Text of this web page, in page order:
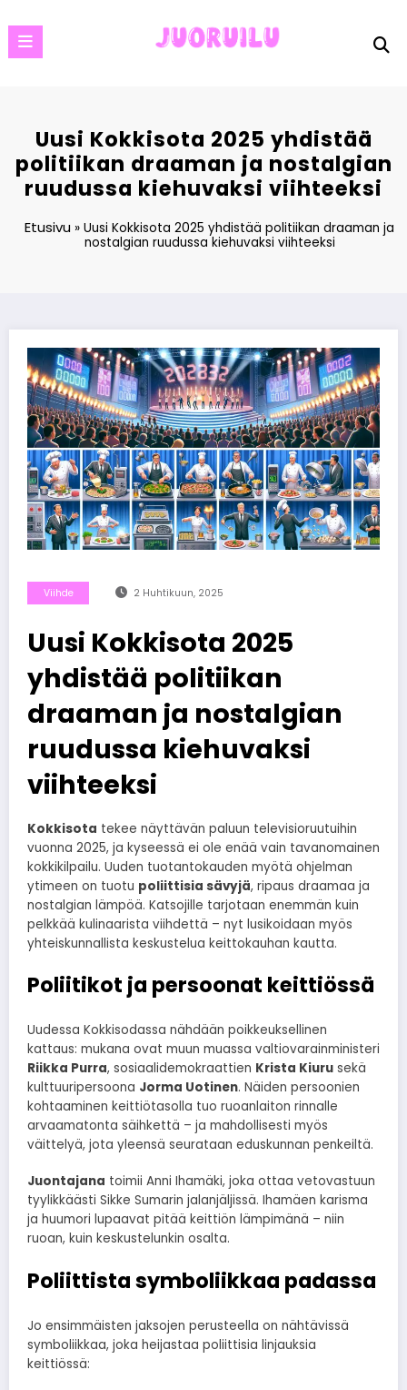
to
content
Uusi Kokkisota 2025 yhdistää
politiikan draaman ja nostalgian
ruudussa kiehuvaksi viihteeksi
Etusivu »Uusi Kokkisota 2025 yhdistää politiikan draaman ja
nostalgian ruudussa kiehuvaksi viihteeksi
Viihde 2 Huhtikuun, 2025
Uusi Kokkisota 2025
yhdistää politiikan
draaman ja nostalgian
ruudussa kiehuvaksi
viihteeksi
Kokkisota tekee näyttävän paluun televisioruutuihin
vuonna 2025, ja kyseessä ei ole enää vain tavanomainen
kokkikilpailu. Uuden tuotantokauden myötä ohjelman
ytimeen on tuotu poliittisia sävyjä, ripaus draamaa ja
nostalgian lämpöä. Katsojille tarjotaan enemmän kuin
pelkkää kulinaarista viihdettä – nyt lusikoidaan myös
yhteiskunnallista keskustelua keittokauhan kautta.
Poliitikot ja persoonat keittiössä
Uudessa Kokkisodassa nähdään poikkeuksellinen
kattaus: mukana ovat muun muassa valtiovarainministeri
Riikka Purra, sosiaalidemokraattien Krista Kiuru sekä
kulttuuripersoona Jorma Uotinen. Näiden persoonien
kohtaaminen keittiötasolla tuo ruoanlaiton rinnalle
arvaamatonta säihkettä – ja mahdollisesti myös
väittelyä, jota yleensä seurataan eduskunnan penkeiltä.
Juontajana toimii Anni Ihamäki, joka ottaa vetovastuun
tyylikkäästi Sikke Sumarin jalanjäljissä. Ihamäen karisma
ja huumori lupaavat pitää keittiön lämpimänä – niin
ruoan, kuin keskustelunkin osalta.
Poliittista symboliikkaa padassa
Jo ensimmäisten jaksojen perusteella on nähtävissä
symboliikkaa, joka heijastaa poliittisia linjauksia
keittiössä: